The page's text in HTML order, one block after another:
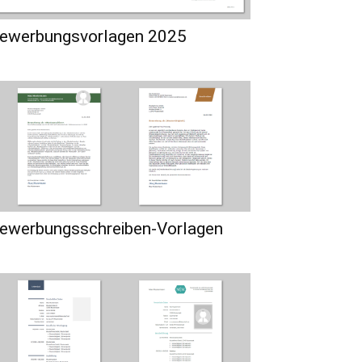
2025
Vorlagen